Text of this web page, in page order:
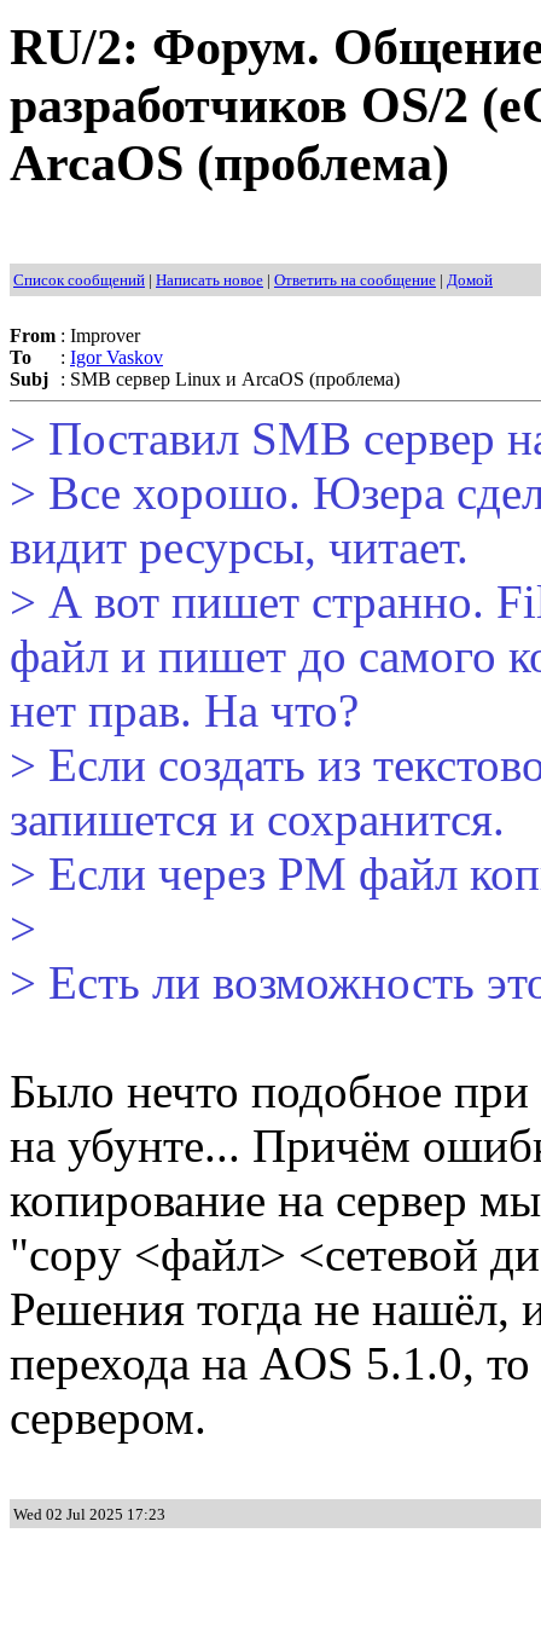
RU/2: Форум. Общение
разработчиков OS/2
ArcaOS (проблема)
Список сообщений | Написать новое | Ответить на сообщение | Домой
From : Improver
To
: Igor Vaskov
Subj
: SMB сервер Linux и ArcaOS (проблема)
> Поставил SMB сервер
> Все хорошо. Юзера
видит ресурсы, читает.
> А вот пишет странно.
файл и пишет до самого
нет прав. На что?
> Если создать из
запишется и сохранится.
> Если через PM файл
>
> Есть ли возможность
Было нечто подобное
на убунте... Причём
копирование на сервер
"copy <файл> <сетевой
Решения тогда не нашёл,
перехода на AOS 5.1.0,
сервером.
Wed 02 Jul 2025 17:23